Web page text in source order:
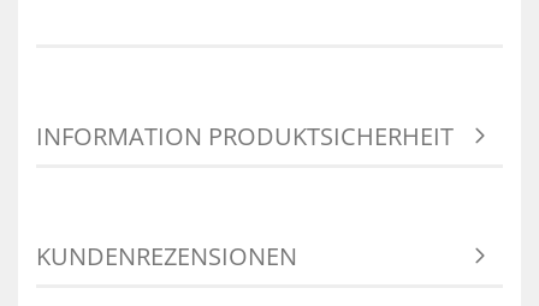
INFORMATION PRODUKTSICHERHEIT
KUNDENREZENSIONEN